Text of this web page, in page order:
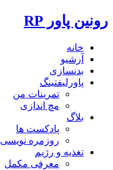
رونین پاور RP
خانه
آرشیو
بدنسازی
پاورلیفتینگ
تمرینات من
مچ اندازی
بلاگ
پادکست ها
روزمره نویسی
تغذیه و رژیم
معرفی مکمل